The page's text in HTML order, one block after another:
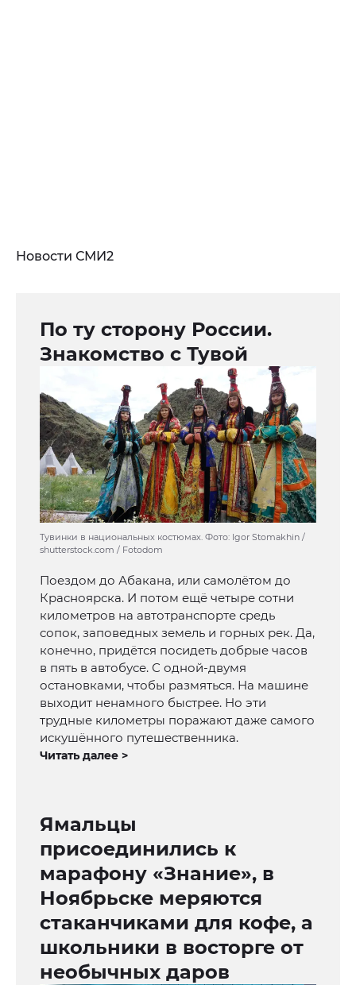
Новости СМИ2
По ту сторону России.
Знакомство с Тувой
Тувинки в национальных костюмах. Фото: Igor Stomakhin /
shutterstock.com / Fotodom
Поездом до Абакана, или самолётом до
Красноярска. И потом ещё четыре сотни
километров на автотранспорте средь
сопок, заповедных земель и горных рек. Да,
конечно, придётся посидеть добрые часов
в пять в автобусе. С одной-двумя
остановками, чтобы размяться. На машине
выходит ненамного быстрее. Но эти
трудные километры поражают даже самого
искушённого путешественника.
Читать далее >
Ямальцы
присоединились к
марафону «Знание», в
Ноябрьске меряются
стаканчиками для кофе, а
школьники в восторге от
необычных даров